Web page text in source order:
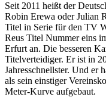
Seit 2011 heißt der
Robin Erewa oder Julian
Titel in Serie für den TV
Reus Titel Nummer eins
Erfurt an. Die besseren
Titelverteidiger. Er ist in
Jahresschnellster. Und er
als sein einstiger
Meter-Kurve aufgebaut.